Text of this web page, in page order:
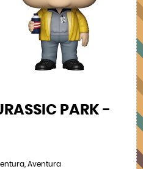
PARK -
Aventura